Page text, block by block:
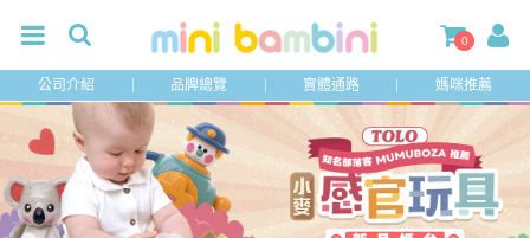
0
公司介紹 品牌總覽 實體通路 媽咪推薦